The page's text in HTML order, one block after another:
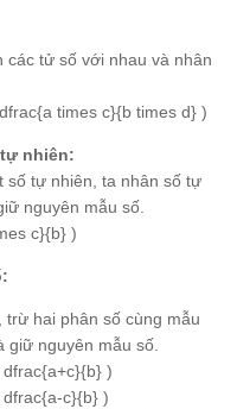
các tử số với nhau và nhân
times c}{b times d} )
nhiên:
số tự nhiên, ta nhân số tự
nguyên mẫu số.
c}{b} )
trừ hai phân số cùng mẫu
giữ nguyên mẫu số.
)
c}{b} )